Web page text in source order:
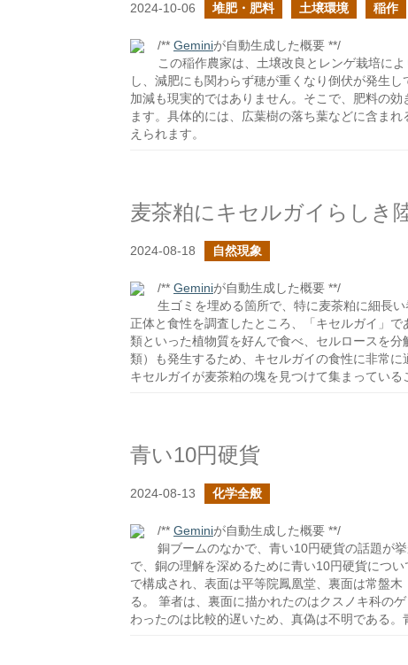
2024-10-06 堆肥・肥料 土壌環境 稲作
/** Geminiが自動生成した概要 **/
この稲作農家は、土壌改良とレンゲ栽培に
し、減肥にも関わらず穂が重くなり倒伏が発生
加減も現実的ではありません。そこで、肥料の
ます。具体的には、広葉樹の落ち葉などに含ま
えられます。
麦茶粕にキセルガイらしき
2024-08-18 自然現象
/** Geminiが自動生成した概要 **/
生ゴミを埋める箇所で、特に麦茶粕に細長
正体と食性を調査したところ、「キセルガイ」
類といった植物質を好んで食べ、セルロースを
類）も発生するため、キセルガイの食性に非常
キセルガイが麦茶粕の塊を見つけて集まっている
青い10円硬貨
2024-08-13 化学全般
/** Geminiが自動生成した概要 **/
銅ブームのなかで、青い10円硬貨の話題が
で、銅の理解を深めるために青い10円硬貨につ
で構成され、表面は平等院鳳凰堂、裏面は常盤
る。 筆者は、裏面に描かれたのはクスノキ科の
わったのは比較的遅いため、真偽は不明である。